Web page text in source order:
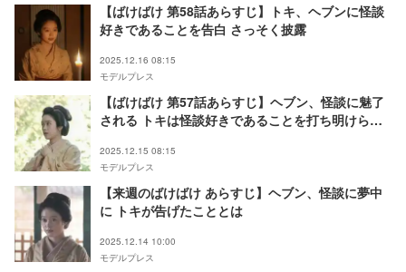
【ばけばけ 第58話あらすじ】トキ、ヘブンに怪談
好きであることを告白 さっそく披露
2025.12.16 08:15
モデルプレス
【ばけばけ 第57話あらすじ】ヘブン、怪談に魅了
される トキは怪談好きであることを打ち明けられ
2025.12.15 08:15
モデルプレス
【来週のばけばけ あらすじ】ヘブン、怪談に夢中
に トキが告げたこととは
2025.12.14 10:00
モデルプレス